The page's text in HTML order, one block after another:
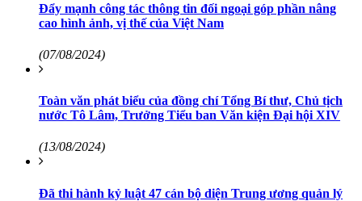
Đẩy mạnh công tác thông tin đối ngoại góp phần nâng
cao hình ảnh, vị thế của Việt Nam
(07/08/2024)
Toàn văn phát biểu của đồng chí Tổng Bí thư, Chủ tịch
nước Tô Lâm, Trưởng Tiểu ban Văn kiện Đại hội XIV
(13/08/2024)
Đã thi hành kỷ luật 47 cán bộ diện Trung ương quản lý